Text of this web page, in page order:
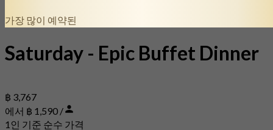
가장 많이 예약된
Saturday - Epic Buffet Dinner
฿ 3,767
에서 ฿ 1,590 /
1인 기준 순수 가격